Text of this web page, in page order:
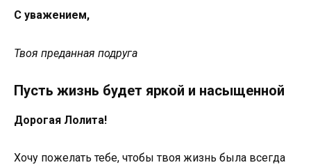
С уважением,
Твоя преданная подруга
Пусть жизнь будет яркой и насыщенной
Дорогая Лолита!
Хочу пожелать тебе, чтобы твоя жизнь была всегда